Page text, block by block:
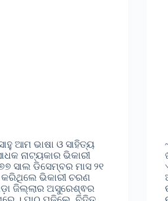
ଆମ ଭାଷା ଓ ସାହିତ୍ୟ
ନାଟ୍ୟକାର ଭିକାରୀ
ସାଲ ଡିସେମ୍ବର ମାସ ୨୧
ଭିକାରୀ ଚରଣ
ଜିଲ୍ଲାର ଅସୁରେଶ୍ଵର